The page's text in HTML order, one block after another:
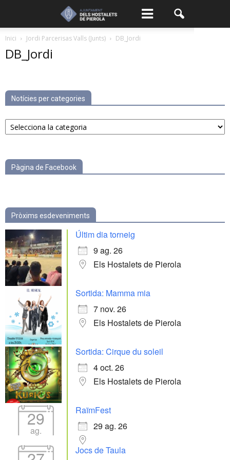
Inici Jordi Parcerisas Valls (Junts) DB_Jordi
DB_Jordi
Notícies per categories
Notícies
per
Pàgina de Facebook
Pròxims esdeveniments
Últim dia torneig
9 ag. 26
Els Hostalets de Pierola
Sortida: Mamma mia
7 nov. 26
Els Hostalets de Pierola
Sortida: Cirque du soleil
4 oct. 26
Els Hostalets de Pierola
29
ag.
RaïmFest
29 ag. 26
Jocs de Taula